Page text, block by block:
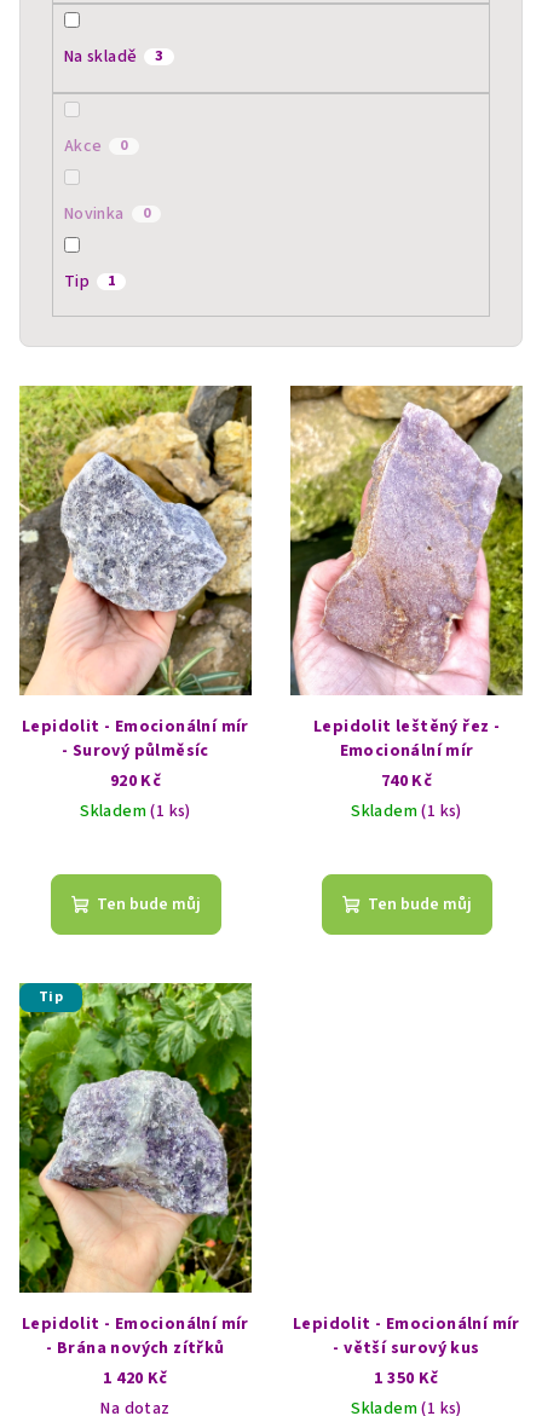
Na skladě 3
Akce 0
Novinka 0
Tip 1
V
ý
p
s
p
r
o
d
u
kLepidolit - Emocionální mír
- Surový půlměsíc
920 Kč
Skladem(1 ks)
Ten bude můj
Lepidolit leštěný řez -
Emocionální mír
740 Kč
Skladem(1 ks)
Ten bude můj
Tip
Lepidolit - Emocionální mír
- Brána nových zítřků
1 420 Kč
Na dotaz
Lepidolit - Emocionální mír
- větší surový kus
1 350 Kč
Skladem(1 ks)